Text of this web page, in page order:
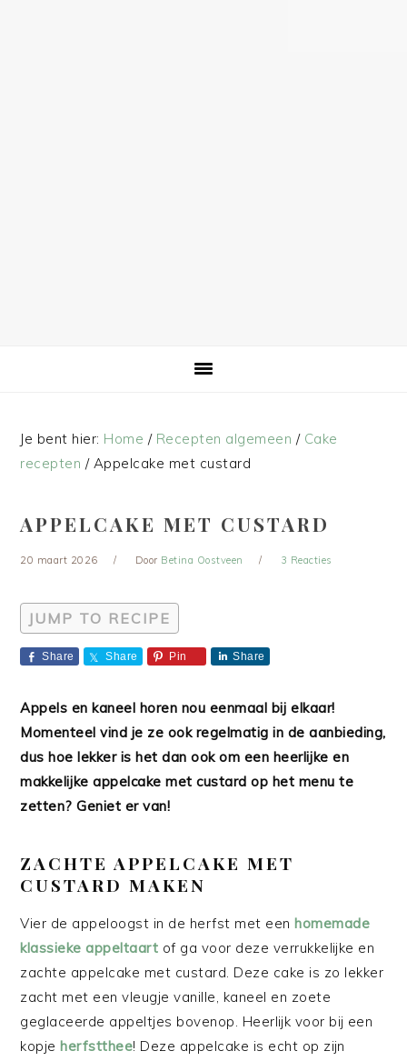
Je bent hier: Home / Recepten algemeen / Cake
recepten /Appelcake met custard
APPELCAKE MET CUSTARD
20 maart 2026 Door Betina Oostveen 3 Reacties
JUMP TO RECIPE
Share Share Pin Share
Appels en kaneel horen nou eenmaal bij elkaar!
Momenteel vind je ze ook regelmatig in de aanbieding,
dus hoe lekker is het dan ook om een heerlijke en
makkelijke appelcake met custard op het menu te
zetten? Geniet er van!
ZACHTE APPELCAKE MET
CUSTARD MAKEN
Vier de appeloogst in de herfst met eenhomemade
klassieke appeltaart of ga voor deze verrukkelijke en
zachte appelcake met custard. Deze cake is zo lekker
zacht met een vleugje vanille, kaneel en zoete
geglaceerde appeltjes bovenop. Heerlijk voor bij een
kopjeherfstthee! Deze appelcake is echt op zijn